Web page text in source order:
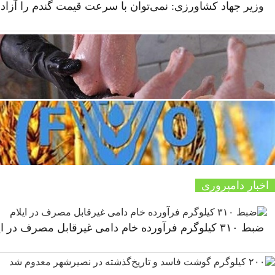
وزیر جهاد کشاورزی: نمی‌توان با سرعت قیمت گندم را
اخبار دامپروری
ضبط ۳۱۰ کیلوگرم فرآورده خام دامی غیرقابل مصرف در ایلام